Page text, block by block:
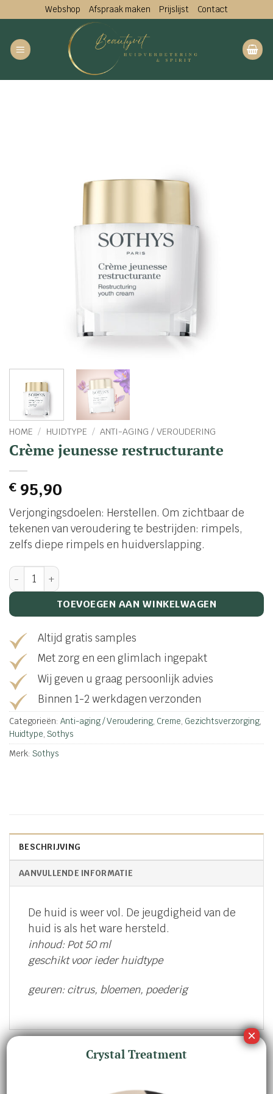
naar
inhoud
Webshop Afspraak maken Prijslijst Contact
HOME / HUIDTYPE / ANTI-AGING / VEROUDERING
Crème jeunesse restructurante
€95,90
Verjongingsdoelen: Herstellen. Om zichtbaar de
tekenen van veroudering te bestrijden: rimpels,
zelfs diepe rimpels en huidverslapping.
Crème jeunesse restructurante aantal
TOEVOEGEN AAN WINKELWAGEN
Altijd gratis samples
Met zorg en een glimlach ingepakt
Wij geven u graag persoonlijk advies
Binnen 1-2 werkdagen verzonden
Categorieën: Anti-aging / Veroudering, Creme, Gezichtsverzorging,
Huidtype, Sothys
Merk: Sothys
BESCHRIJVING
AANVULLENDE INFORMATIE
De huid is weer vol. De jeugdigheid van de
huid is als het ware hersteld.
inhoud: Pot 50 ml
geschikt voor ieder huidtype
geuren: citrus, bloemen, poederig
GERELATEERDE PRODUCTEN
Crystal Treatment